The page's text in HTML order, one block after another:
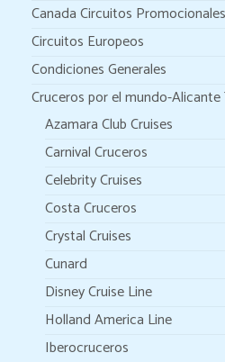
Canada Circuitos Promocionales
Circuitos Europeos
Condiciones Generales
Cruceros por el mundo-Alicante
Azamara Club Cruises
Carnival Cruceros
Celebrity Cruises
Costa Cruceros
Crystal Cruises
Cunard
Disney Cruise Line
Holland America Line
Iberocruceros